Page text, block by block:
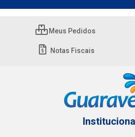
Meus Pedidos
Notas Fiscais